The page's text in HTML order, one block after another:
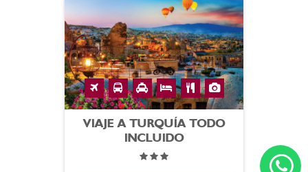
VIAJE A TURQUÍA TODO
INCLUIDO